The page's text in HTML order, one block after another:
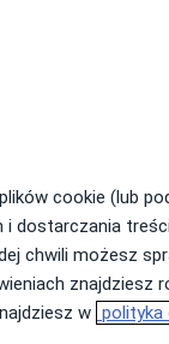
jest dostępne
cookie (lub
dostarczania
chwili możesz
znajdziesz
w polityka